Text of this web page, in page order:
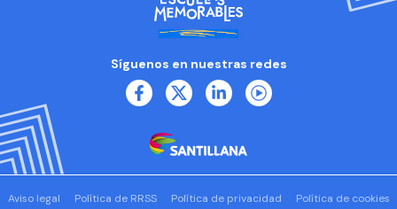
Síguenos en nuestras redes
Aviso legal Política de RRSS Política de privacidad
Política de cookies